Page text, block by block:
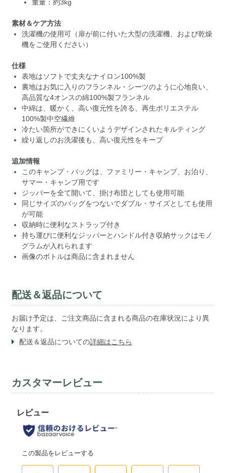
重量：約3kg
素材＆ケア方法
洗濯機の使用可（扉が前に付いた大型の洗濯機、および乾燥
機をご使用ください）
仕様
表地はソフトで丈夫なナイロン100%製
裏地はお気に入りのフランネル・シーツのように心地良い、
高品質な4オンスの綿100%製フランネル
中綿は、暖かく、高い復元性を誇る、再生ポリエステル
100%製中空繊維
冷たい箇所ができにくいようデザインされたキルティング
繰り返しのお洗濯後も、高い復元性をキープ
追加情報
このキャンプ・バッグは、ファミリー・キャンプ、お泊り、
サマー・キャンプ用です
ジッパーを全て開いて、掛け布団としても使用可能
同じサイズのバッグをつないでダブル・サイズとしても使用
が可能
収納時に便利なストラップ付き
持ち運びに便利なジッパーとハンドル付き収納サックはモノ
グラムが入れられます
画像のボトルは商品に含まれません
配送＆返品について
お届け予定は、ご注文商品に含まれる商品の在庫状況により異
なります。
配送＆返品についての詳細はこちら
カスタマーレビュー